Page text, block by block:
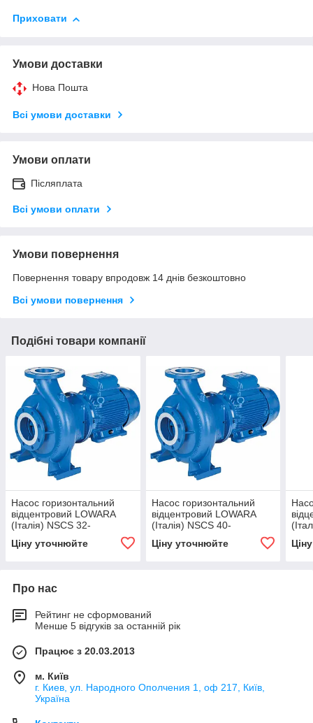
Приховати
Умови доставки
Нова Пошта
Всі умови доставки
Умови оплати
Післяплата
Всі умови оплати
Умови повернення
Повернення товару впродовж 14 днів безкоштовно
Всі умови повернення
Подібні товари компанії
Насос горизонтальний
відцентровий LOWARA
(Італія) NSCS 32-
Ціну уточнюйте
Насос горизонтальний
відцентровий LOWARA
(Італія) NSCS 40-
Ціну уточнюйте
Про нас
Рейтинг не сформований
Менше 5 відгуків за останній рік
Працює з 20.03.2013
м. Київ
г. Киев, ул. Народного Ополчения 1, оф 217, Київ,
Україна